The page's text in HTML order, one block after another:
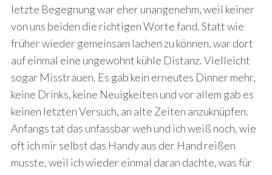
letzte Begegnung war eher unangenehm, weil keiner
von uns beiden die richtigen Worte fand. Statt wie
früher wieder gemeinsam lachen zu können, war dort
auf einmal eine ungewohnt kühle Distanz. Vielleicht
sogar Misstrauen. Es gab kein erneutes Dinner mehr,
keine Drinks, keine Neuigkeiten und vor allem gab es
keinen letzten Versuch, an alte Zeiten anzuknüpfen.
Anfangs tat das unfassbar weh und ich weiß noch, wie
oft ich mir selbst das Handy aus der Hand reißen
musste, weil ich wieder einmal daran dachte, was für